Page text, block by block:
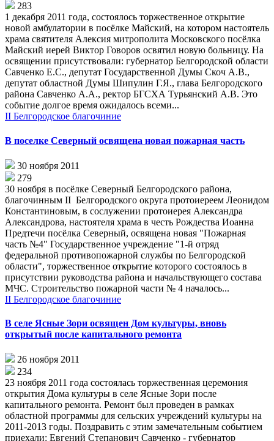
283
1 декабря 2011 года, состоялось торжественное открытие
новой амбулатории в посёлке Майский, на котором настоятель
храма святителя Алексия митрополита Московского посёлка
Майский иерей Виктор Говоров освятил новую больницу. На
освящении присутствовали: губернатор Белгородской области
Савченко Е.С., депутат Государственной Думы Скоч А.В.,
депутат областной Думы Шипулин Г.Я., глава Белгородского
района Савченко А.А., ректор БГСХА Турьянский А.В. Это
событие долгое время ожидалось всеми...
II Белгородское благочиние
В поселке Северный освящена новая пожарная часть
30 ноября 2011
279
30 ноября в посёлке Северный Белгородского района,
благочинным II Белгородского округа протоиереем Леонидом
Константиновым, в сослужении протоиерея Александра
Александрова, настоятеля храма в честь Рождества Иоанна
Предтечи посёлка Северный, освящена новая "Пожарная
часть №4" Государственное учреждение "1-й отряд
федеральной противопожарной службы по Белгородской
области", торжественное открытие которого состоялось в
присутствии руководства района и начальствующего состава
МЧС. Строительство пожарной части № 4 началось...
II Белгородское благочиние
В селе Ясные Зори освящен Дом культуры, вновь
открытый после капитального ремонта
26 ноября 2011
234
23 ноября 2011 года состоялась торжественная церемония
открытия Дома культуры в селе Ясные Зори после
капитального ремонта. Ремонт был проведен в рамках
областной программы для сельских учреждений культуры на
2011-2013 годы. Поздравить с этим замечательным событием
приехали: Евгений Степанович Савченко - губернатор